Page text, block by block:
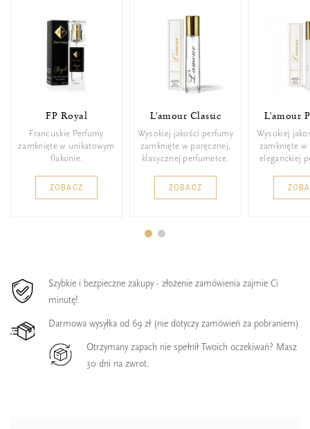
FP Royal
Francuskie Perfumy
zamknięte w unikatowym
flakonie.
ZOBACZ
L'amour Classic
Wysokiej jakości perfumy
zamknięte w poręcznej,
klasycznej perfumetce.
ZOBACZ
L'amour
Wysokiej
zamknięte w
eleganckiej
Szybkie i bezpieczne zakupy - złożenie zamówienia zajmie Ci
minutę!
Darmowa wysyłka od 69 zł (nie dotyczy zamówień za pobraniem)
Otrzymany zapach nie spełnił Twoich oczekiwań? Masz
30 dni na zwrot.